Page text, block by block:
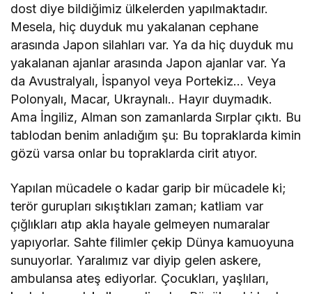
dost diye bildiğimiz ülkelerden yapılmaktadır.
Mesela, hiç duyduk mu yakalanan cephane
arasında Japon silahları var. Ya da hiç duyduk mu
yakalanan ajanlar arasında Japon ajanlar var. Ya
da Avustralyalı, İspanyol veya Portekiz… Veya
Polonyalı, Macar, Ukraynalı.. Hayır duymadık.
Ama İngiliz, Alman son zamanlarda Sırplar çıktı. Bu
tablodan benim anladığım şu: Bu topraklarda kimin
gözü varsa onlar bu topraklarda cirit atıyor.
Yapılan mücadele o kadar garip bir mücadele ki;
terör gurupları sıkıştıkları zaman; katliam var
çığlıkları atıp akla hayale gelmeyen numaralar
yapıyorlar. Sahte filimler çekip Dünya kamuoyuna
sunuyorlar. Yaralımız var diyip gelen askere,
ambulansa ateş ediyorlar. Çocukları, yaşlıları,